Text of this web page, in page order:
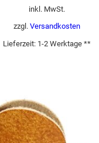
inkl. MwSt.
zzgl. Versandkosten
Lieferzeit: 1-2 Werktage **